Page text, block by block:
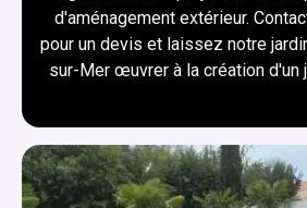
d'aménagement extérieur.
pour un devis et laissez notre
sur-Mer œuvrer à la création d'un